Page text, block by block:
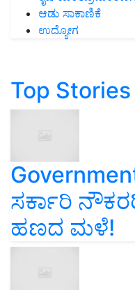
ಆಡು ಸಾಕಾಣಿಕೆ
ಉದ್ಯೋಗ
Top Stories
ಸರ್ಕಾರಿ
ಹಣದ ಮಳೆ!